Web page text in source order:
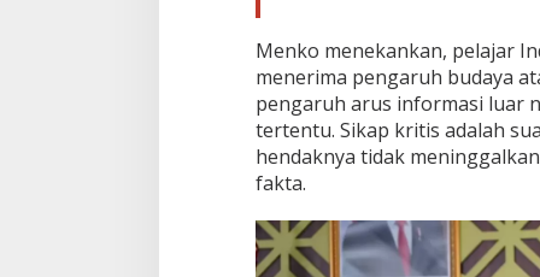
Menko menekankan, pelajar
menerima pengaruh budaya
pengaruh arus informasi luar
tertentu. Sikap kritis adalah
hendaknya tidak
fakta.